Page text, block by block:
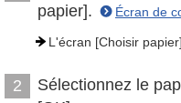
papier].
Écran de
L'écran [Choisir
2
Sélectionnez le